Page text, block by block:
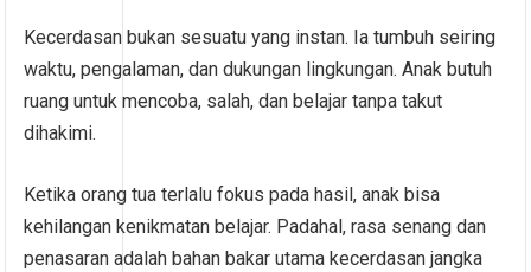
Kecerdasan bukan sesuatu yang instan. Ia tumbuh seiring
waktu, pengalaman, dan dukungan lingkungan. Anak butuh
ruang untuk mencoba, salah, dan belajar tanpa takut
dihakimi.
Ketika orang tua terlalu fokus pada hasil, anak bisa
kehilangan kenikmatan belajar. Padahal, rasa senang dan
penasaran adalah bahan bakar utama kecerdasan jangka